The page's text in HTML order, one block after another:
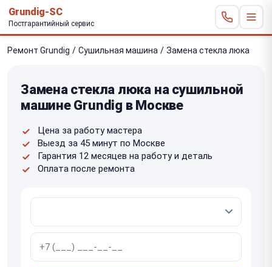
Grundig-SC
Постгарантийный сервис
Ремонт Grundig / Сушильная машина / Замена стекла люка
Замена стекла люка на сушильной
машине Grundig в Москве
Цена за работу мастера
Выезд за 45 минут по Москве
Гарантия 12 месяцев на работу и деталь
Оплата после ремонта